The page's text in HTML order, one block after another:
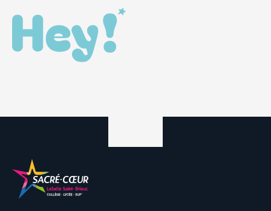
Cybersécurité, informatique, réseaux (CIEL)
Métiers de l’énergie
Nouveau : CAP Monteur en Installations Thermiques (MIT)
Commerce et vente en alternance (bac pro & cap)